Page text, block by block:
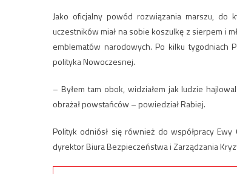
Jako oficjalny powód rozwiązania marszu, do
uczestników miał na sobie koszulkę z sierpem i
emblematów narodowych. Po kilku tygodniach
polityka Nowoczesnej.
– Byłem tam obok, widziałem jak ludzie
obrażał powstańców – powiedział Rabiej.
Polityk odniósł się również do współpracy
dyrektor Biura Bezpieczeństwa i Zarządzania